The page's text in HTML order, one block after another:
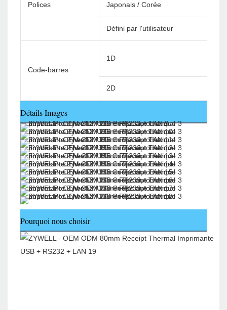
Polices Japonais / Corée
Défini par l'utilisateur
Code-barres
1D
2D
Détails Images
Pourquoi nous choisir